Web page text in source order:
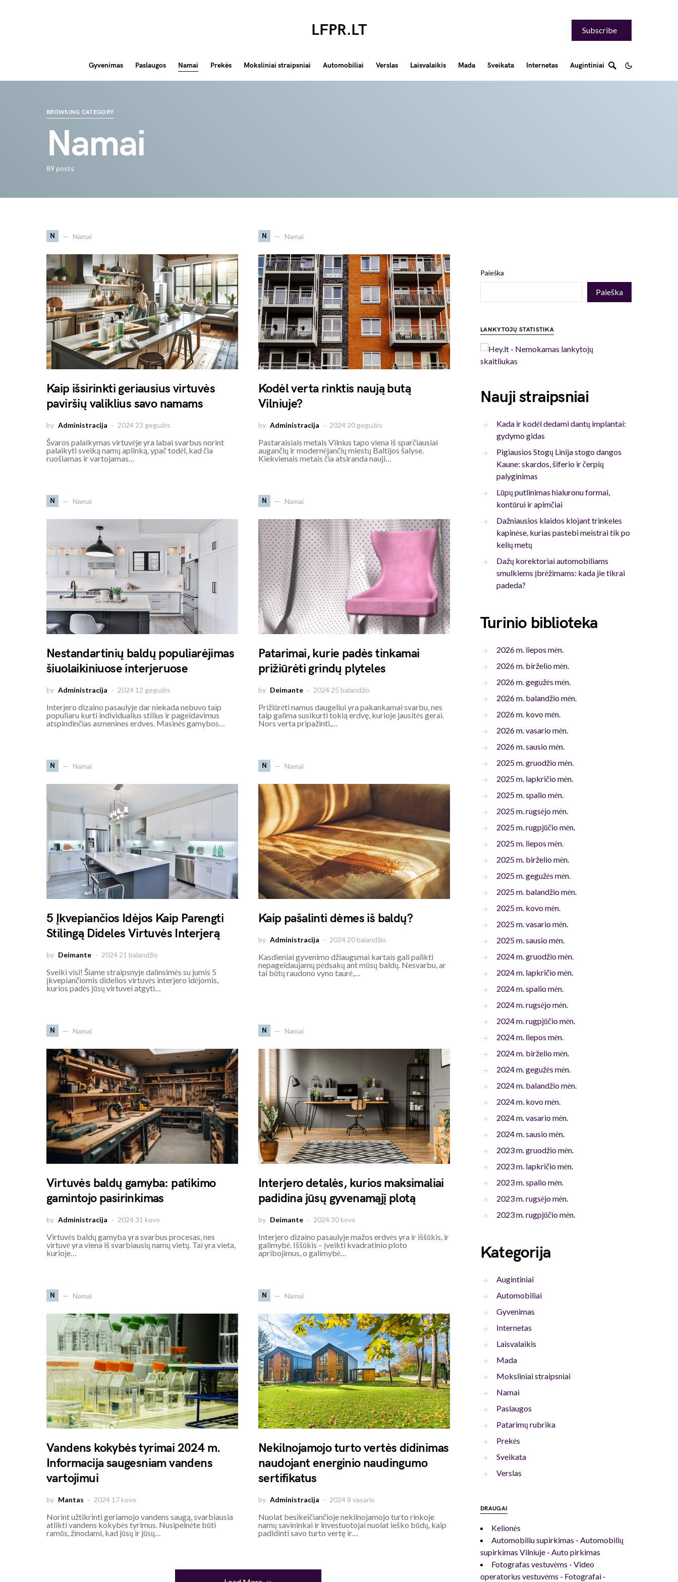
LFPR.LT Subscribe
Gyvenimas Paslaugos Namai Prekės Moksliniai straipsniai Automobiliai Verslas Laisvalaikis Mada Sveikata Internetas Augintiniai
BROWSING CATEGORY
Namai
89 posts
N Namai
Kaip išsirinkti geriausius virtuvės
paviršių valiklius savo namams
by Administracija 2024 23 gegužės
Švaros palaikymas virtuvėje yra labai svarbus norint
palaikyti sveiką namų aplinką, ypač todėl, kad čia
ruošiamas ir vartojamas…
N Namai
Kodėl verta rinktis naują butą
Vilniuje?
by Administracija 2024 20 gegužės
Pastaraisiais metais Vilnius tapo viena iš sparčiausiai
augančių ir modernėjančių miestų Baltijos šalyse.
Kiekvienais metais čia atsiranda nauji…
N Namai
Nestandartinių baldų populiarėjimas
šiuolaikiniuose interjeruose
by Administracija 2024 12 gegužės
Interjero dizaino pasaulyje dar niekada nebuvo taip
populiaru kurti individualius stilius ir pageidavimus
atspindinčias asmenines erdves. Masinės gamybos…
N Namai
Patarimai, kurie padės tinkamai
prižiūrėti grindų plyteles
by Deimante 2024 25 balandžio
Prižiūrėti namus daugeliui yra pakankamai svarbu, nes
taip galima susikurti tokią erdvę, kurioje jausitės gerai.
Nors verta pripažinti,…
N Namai
5 Įkvepiančios Idėjos Kaip Parengti
Stilingą Dideles Virtuvės Interjerą
by Deimante 2024 21 balandžio
Sveiki visi! Šiame straipsnyje dalinsimės su jumis 5
įkvepiančiomis didelios virtuvės interjero idėjomis,
kurios padės jūsų virtuvei atgyti…
N Namai
Kaip pašalinti dėmes iš baldų?
by Administracija 2024 20 balandžio
Kasdieniai gyvenimo džiaugsmai kartais gali palikti
nepageidaujamų pėdsakų ant mūsų baldų. Nesvarbu, ar
tai būtų raudono vyno taurė,…
N Namai
Virtuvės baldų gamyba: patikimo
gamintojo pasirinkimas
by Administracija 2024 31 kovo
Virtuvės baldų gamyba yra svarbus procesas, nes
virtuvė yra viena iš svarbiausių namų vietų. Tai yra vieta,
kurioje…
N Namai
Interjero detalės, kurios maksimaliai
padidina jūsų gyvenamąjį plotą
by Deimante 2024 30 kovo
Interjero dizaino pasaulyje mažos erdvės yra ir iššūkis, ir
galimybė. Iššūkis – įveikti kvadratinio ploto
apribojimus, o galimybė…
N Namai
Vandens kokybės tyrimai 2024 m.
Informacija saugesniam vandens
vartojimui
by Mantas 2024 17 kovo
Norint užtikrinti geriamojo vandens saugą, svarbiausia
atlikti vandens kokybės tyrimus. Nusipelnėte būti
ramūs, žinodami, kad jūsų ir jūsų…
N Namai
Nekilnojamojo turto vertės didinimas
naudojant energinio naudingumo
sertifikatus
by Administracija 2024 8 vasario
Nuolat besikeičiančioje nekilnojamojo turto rinkoje
namų savininkai ir investuotojai nuolat ieško būdų, kaip
padidinti savo turto vertę ir…
Paieška
Paieška
LANKYTOJŲ STATISTIKA
Nauji straipsniai
Kada ir kodėl dedami dantų implantai:
gydymo gidas
Pigiausios Stogų Linija stogo dangos
Kaune: skardos, šiferio ir čerpių
palyginimas
Lūpų putlinimas hialuronu formai,
kontūrui ir apimčiai
Dažniausios klaidos klojant trinkeles
kapinėse, kurias pastebi meistrai tik po
kelių metų
Dažų korektoriai automobiliams
smulkiems įbrėžimams: kada jie tikrai
padeda?
Turinio biblioteka
2026 m. liepos mėn.
2026 m. birželio mėn.
2026 m. gegužės mėn.
2026 m. balandžio mėn.
2026 m. kovo mėn.
2026 m. vasario mėn.
2026 m. sausio mėn.
2025 m. gruodžio mėn.
2025 m. lapkričio mėn.
2025 m. spalio mėn.
2025 m. rugsėjo mėn.
2025 m. rugpjūčio mėn.
2025 m. liepos mėn.
2025 m. birželio mėn.
2025 m. gegužės mėn.
2025 m. balandžio mėn.
2025 m. kovo mėn.
2025 m. vasario mėn.
2025 m. sausio mėn.
2024 m. gruodžio mėn.
2024 m. lapkričio mėn.
2024 m. spalio mėn.
2024 m. rugsėjo mėn.
2024 m. rugpjūčio mėn.
2024 m. liepos mėn.
2024 m. birželio mėn.
2024 m. gegužės mėn.
2024 m. balandžio mėn.
2024 m. kovo mėn.
2024 m. vasario mėn.
2024 m. sausio mėn.
2023 m. gruodžio mėn.
2023 m. lapkričio mėn.
2023 m. spalio mėn.
2023 m. rugsėjo mėn.
2023 m. rugpjūčio mėn.
Kategorija
Augintiniai
Automobiliai
Gyvenimas
Internetas
Laisvalaikis
Mada
Moksliniai straipsniai
Namai
Paslaugos
Patarimų rubrika
Prekės
Sveikata
Verslas
DRAUGAI
Kelionės
Automobiliu supirkimas - Automobilių
supirkimas Vilniuje - Auto pirkimas
Fotografas vestuvėms - Video
operatorius vestuvėms - Fotografai -